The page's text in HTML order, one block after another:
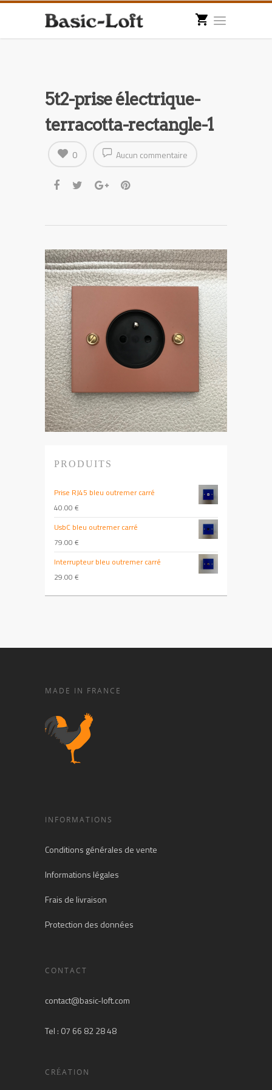
5t2-prise électrique-
terracotta-rectangle-1
Aucun commentaire
0
PRODUITS
Prise RJ45 bleu outremer carré
40.00 €
UsbC bleu outremer carré
79.00 €
Interrupteur bleu outremer carré
29.00 €
MADE IN FRANCE
INFORMATIONS
Conditions générales de vente
Informations légales
Frais de livraison
Protection des données
CONTACT
contact@basic-loft.com
Tel : 07 66 82 28 48
CRÉATION